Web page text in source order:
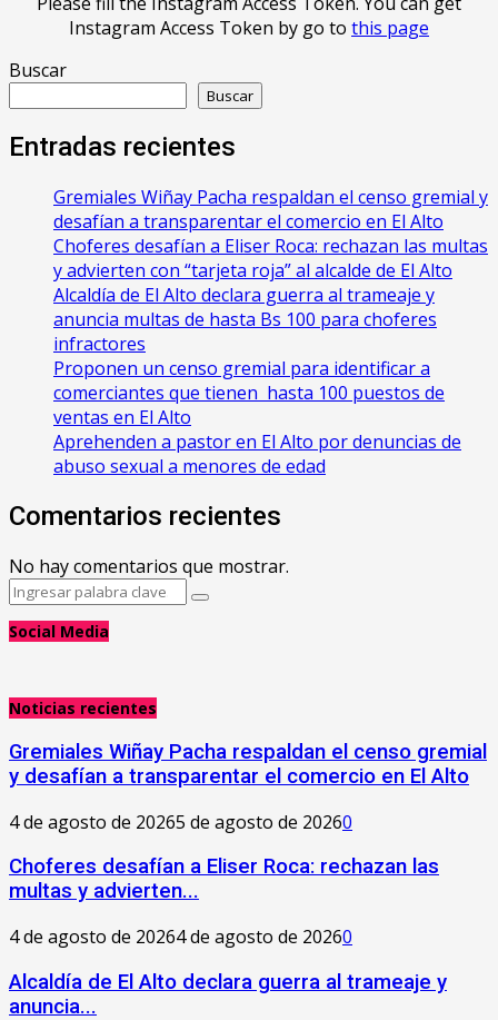
Instagram Access Token by go to this page
Buscar
Buscar
Entradas recientes
Gremiales Wiñay Pacha respaldan el censo gremial y
desafían a transparentar el comercio en El Alto
Choferes desafían a Eliser Roca: rechazan las multas
y advierten con “tarjeta roja” al alcalde de El Alto
‎Alcaldía de El Alto declara guerra al trameaje y
anuncia multas de hasta Bs 100 para choferes
infractores
Proponen un censo gremial para identificar a
comerciantes que tienen hasta 100 puestos de
ventas en El Alto
Aprehenden a pastor en El Alto por denuncias de
abuso sexual a menores de edad
Comentarios recientes
No hay comentarios que mostrar.
Search
Search
Social Media
Noticias recientes
Gremiales Wiñay Pacha respaldan el censo gremial
y desafían a transparentar el comercio en El Alto
4 de agosto de 20265 de agosto de 20260
Choferes desafían a Eliser Roca: rechazan las
multas y advierten...
4 de agosto de 20264 de agosto de 20260
‎Alcaldía de El Alto declara guerra al trameaje y
anuncia...